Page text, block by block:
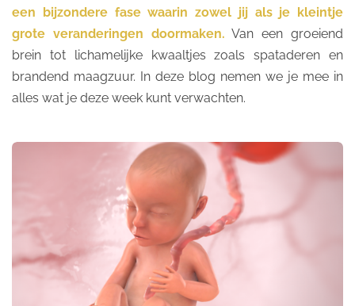
een bijzondere fase waarin zowel jij als je kleintje
grote veranderingen doormaken. Van een groeiend
brein tot lichamelijke kwaaltjes zoals spataderen en
brandend maagzuur. In deze blog nemen we je mee in
alles wat je deze week kunt verwachten.